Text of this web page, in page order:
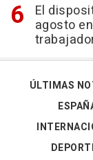
El
agosto
ÚLTIMAS